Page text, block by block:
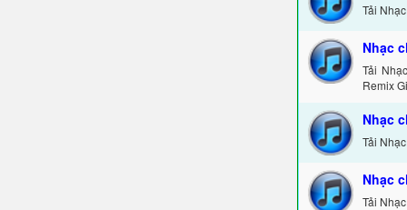
Tải
Nhạc
Tải
Remix
Nhạc
Tải
Nhạc
Tải